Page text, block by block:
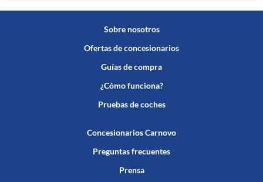
Sobre nosotros
Ofertas de concesionarios
Guías de compra
¿Cómo funciona?
Pruebas de coches
Concesionarios Carnovo
Preguntas frecuentes
Prensa